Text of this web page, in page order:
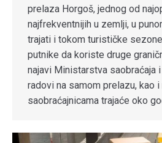
prelaza Horgoš, jednog od
najfrekventnijih u zemlji, u
trajati i tokom turističke
putnike da koriste druge
najavi Ministarstva saobraćaja
radovi na samom prelazu, kao
saobraćajnicama trajaće oko